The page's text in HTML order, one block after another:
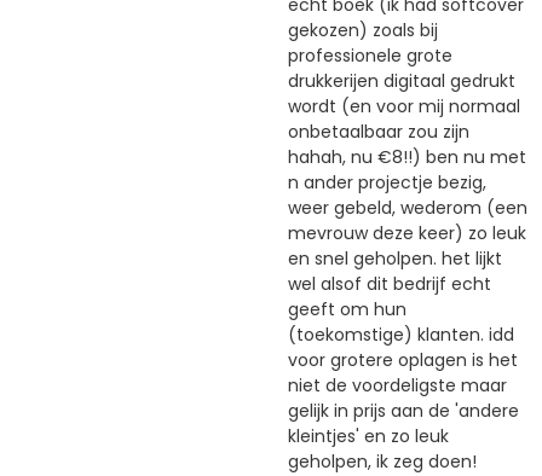
echt boek (ik had softcover
gekozen) zoals bij
professionele grote
drukkerijen digitaal gedrukt
wordt (en voor mij normaal
onbetaalbaar zou zijn
hahah, nu €8!!) ben nu met
n ander projectje bezig,
weer gebeld, wederom (een
mevrouw deze keer) zo leuk
en snel geholpen. het lijkt
wel alsof dit bedrijf echt
geeft om hun
(toekomstige) klanten. idd
voor grotere oplagen is het
niet de voordeligste maar
gelijk in prijs aan de 'andere
kleintjes' en zo leuk
geholpen, ik zeg doen!